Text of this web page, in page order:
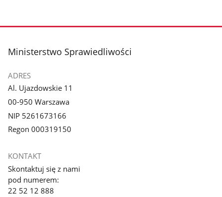
stopka
Ministerstwo Sprawiedliwości
ADRES
Al. Ujazdowskie 11
00-950 Warszawa
NIP 5261673166
Regon 000319150
KONTAKT
Skontaktuj się z nami
pod numerem:
22 52 12 888